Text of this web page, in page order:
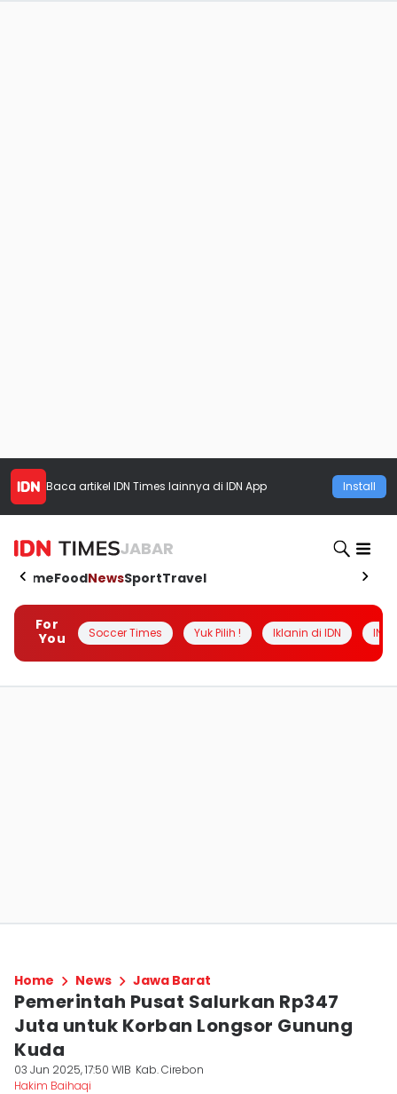
Baca artikel IDN Times lainnya di IDN App Install
JABAR
HomeFoodNewsSportTravel
For
You
Soccer Times Yuk Pilih ! Iklanin di IDN
Home News Jawa Barat
Pemerintah Pusat Salurkan Rp347
Juta untuk Korban Longsor Gunung
Kuda
03 Jun 2025, 17:50 WIB Kab. Cirebon
Hakim Baihaqi